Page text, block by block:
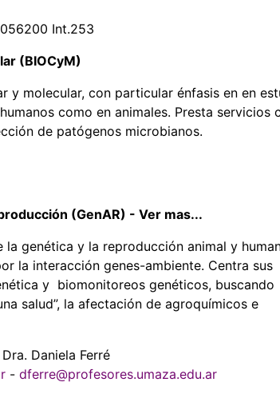
Int.253
(BIOCyM)
y molecular, con particular énfasis en en
como en animales. Presta servicios
de patógenos microbianos.
(GenAR) - Ver mas...
genética y la reproducción animal y
la interacción genes-ambiente. Centra sus
y biomonitoreos genéticos, buscando
salud”, la afectación de agroquímicos e
Daniela Ferré
- dferre@profesores.umaza.edu.ar